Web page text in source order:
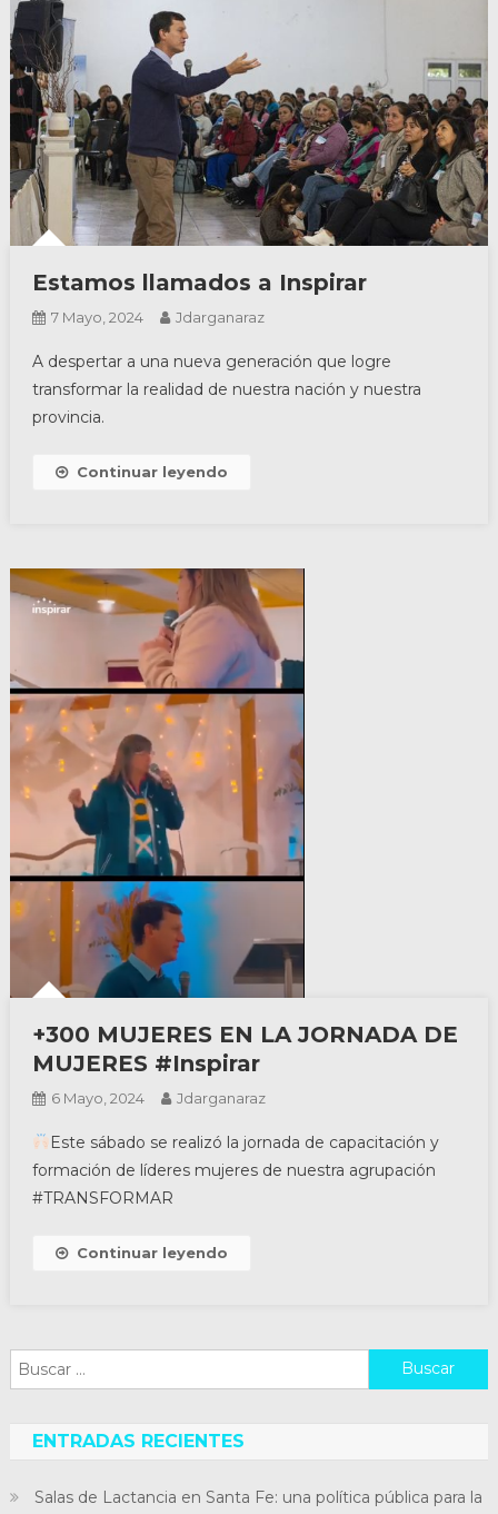
Estamos llamados a Inspirar
7 Mayo, 2024 Jdarganaraz
A despertar a una nueva generación que logre
transformar la realidad de nuestra nación y nuestra
provincia.
Continuar leyendo
+300 MUJERES EN LA JORNADA DE
MUJERES #Inspirar
6 Mayo, 2024 Jdarganaraz
Este sábado se realizó la jornada de capacitación y
formación de líderes mujeres de nuestra agrupación
#TRANSFORMAR
Continuar leyendo
Buscar:
ENTRADAS RECIENTES
Salas de Lactancia en Santa Fe: una política pública para la